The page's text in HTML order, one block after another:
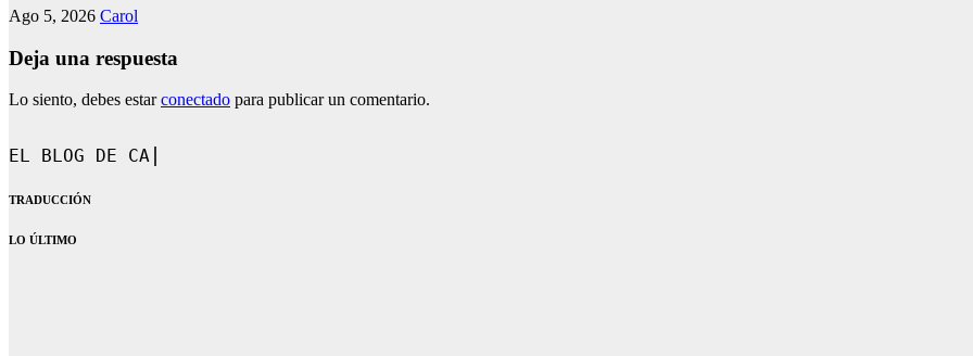
Ago 5, 2026 Carol
Deja una respuesta
Lo siento, debes estarconectado para publicar un comentario.
EL BLOG DE CAROL.
TRADUCCIÓN
LO ÚLTIMO